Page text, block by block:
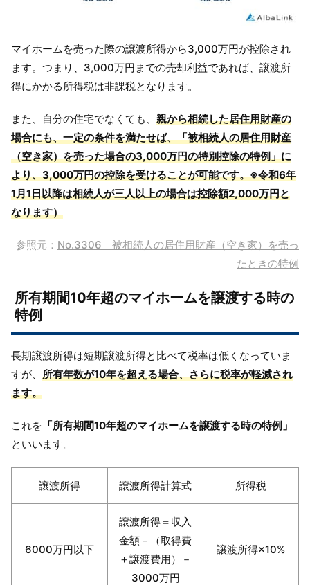
マイホームを売った際の譲渡所得から3,000万円が控除され
ます。つまり、3,000万円までの売却利益であれば、譲渡所
得にかかる所得税は非課税となります。
また、自分の住宅でなくても、 親から相続した居住用財産の
場合にも、一定の条件を満たせば、「被相続人の居住用財産
（空き家）を売った場合の3,000万円の特別控除の特例」に
より、3,000万円の控除を受けることが可能です。※令和6年
1月1日以降は相続人が三人以上の場合は控除額2,000万円と
なります）
参照元： No.3306 被相続人の居住用財産（空き家）を売っ
たときの特例
所有期間10年超のマイホームを譲渡する時の
特例
長期譲渡所得は短期譲渡所得と比べて税率は低くなっていま
すが、 所有年数が10年を超える場合、さらに税率が軽減され
ます。
これを 「所有期間10年超のマイホームを譲渡する時の特例」
といいます。
譲渡所得 譲渡所得計算式 所得税
6000万円以下
譲渡所得＝収入
金額－（取得費
＋譲渡費用）－
3000万円
譲渡所得×10%